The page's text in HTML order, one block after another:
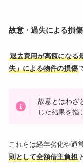
故意・過失による損
退去費用が高額になる
失」による物件の損傷
故意とはわざ
じた結果を指
これらは経年劣化や通
則として全額借主負担